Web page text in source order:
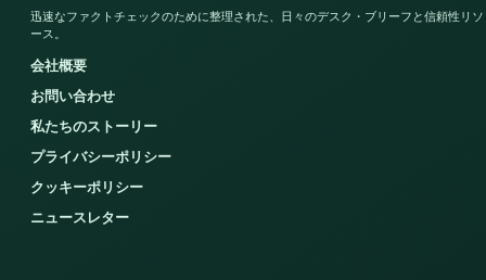
迅速なファクトチェックのために整理された、日々のデスク・ブリーフと信頼性リソ
ース。
会社概要
お問い合わせ
私たちのストーリー
プライバシーポリシー
クッキーポリシー
ニュースレター